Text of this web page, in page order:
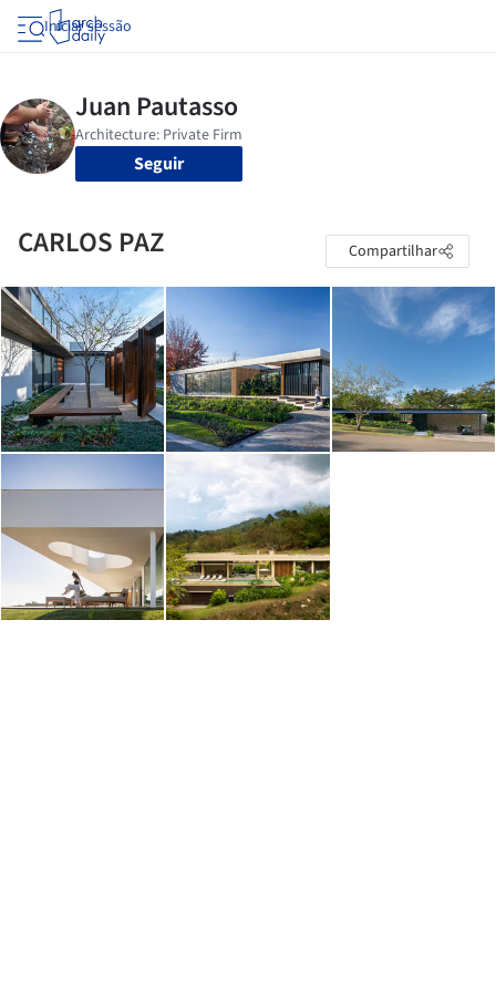
Iniciar sessão
Seguir
CARLOS PAZ Compartilhar